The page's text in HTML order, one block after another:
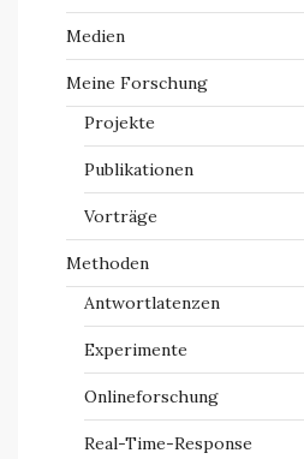
Medien
Meine Forschung
Projekte
Publikationen
Vorträge
Methoden
Antwortlatenzen
Experimente
Onlineforschung
Real-Time-Response